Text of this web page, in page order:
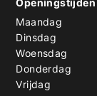
Openingstijden
Maandag
Dinsdag
Woensdag
Donderdag
Vrijdag